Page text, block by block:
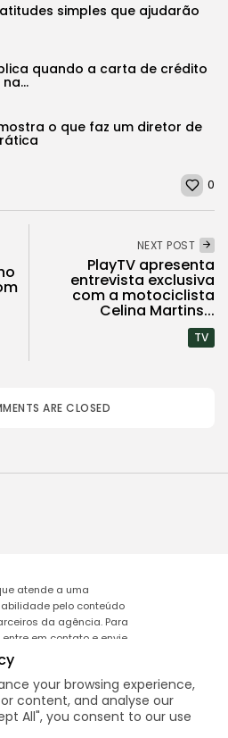
your browsing experience,
content, and analyse our
All", you consent to our use
simples que ajudarão
quando a carta de crédito
o que faz um diretor de
0
NEXT POST
PlayTV apresenta
entrevista exclusiva
com a motociclista
Celina Martins...
TV
ARE CLOSED
atende a uma
pelo conteúdo
da agência. Para
em contato e envie
e-mail: